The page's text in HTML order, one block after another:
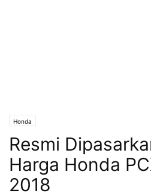
Honda
Resmi
Harga Honda
2018